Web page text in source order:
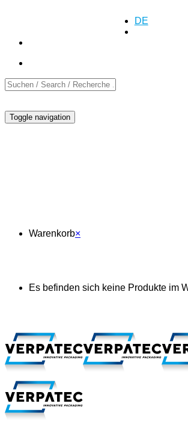
Anfrage
DE
Toggle navigation
Warenkorb×
Es befinden sich keine Produkte im